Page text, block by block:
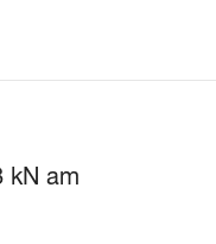
kN am